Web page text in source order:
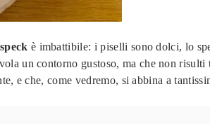
speck è imbattibile: i piselli sono dolci, lo
un contorno gustoso, ma che non risulti
e che, come vedremo, si abbina a